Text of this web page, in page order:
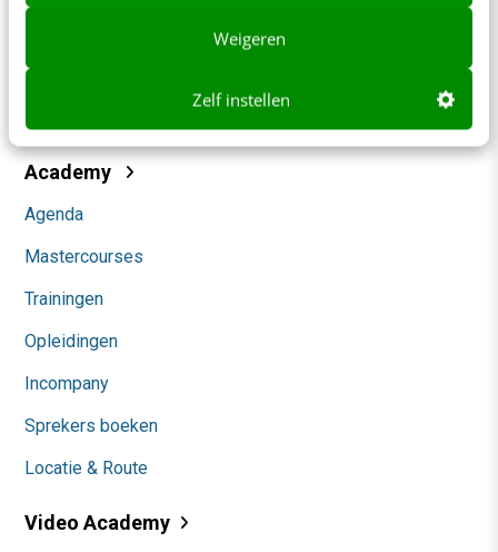
Weigeren
Zelf instellen
Themanieuwsbrieven
Academy
Agenda
Mastercourses
Trainingen
Opleidingen
Incompany
Sprekers boeken
Locatie & Route
Video Academy